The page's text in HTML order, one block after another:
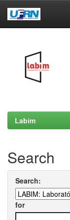
Labim
Search
Search:
for